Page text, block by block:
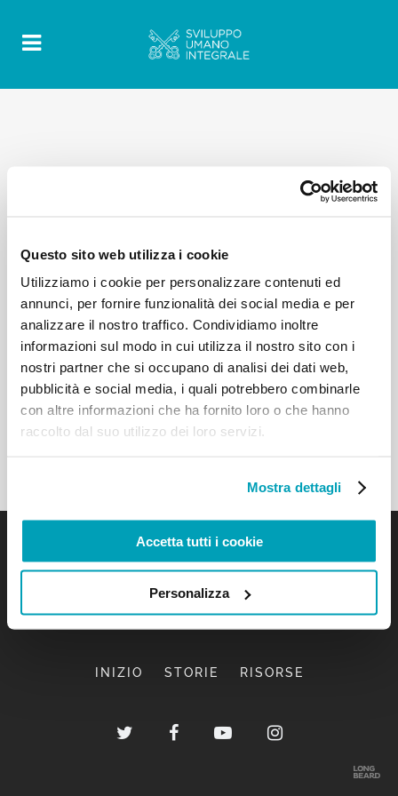
Questo sito web utilizza i cookie
Utilizziamo i cookie per personalizzare contenuti ed
annunci, per fornire funzionalità dei social media e per
analizzare il nostro traffico. Condividiamo inoltre
informazioni sul modo in cui utilizza il nostro sito con i
nostri partner che si occupano di analisi dei dati web,
pubblicità e social media, i quali potrebbero combinarle
con altre informazioni che ha fornito loro o che hanno
raccolto dal suo utilizzo dei loro servizi.
Mostra dettagli
Accetta tutti i cookie
Personalizza
INIZIO STORIE RISORSE